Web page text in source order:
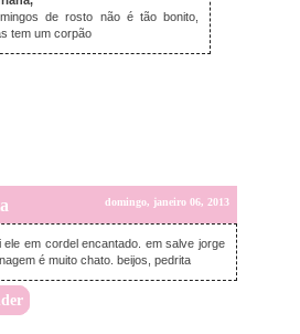
de rosto não é tão bonito,
tem um corpão
domingo, janeiro 06, 2013
ele em cordel encantado. em salve jorge
é muito chato. beijos, pedrita